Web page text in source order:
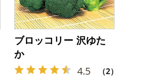
ブロッコリー 沢ゆた
か
4.5 （2）